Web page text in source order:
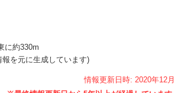
に約330m
を元に生成しています)
情報更新日時: 2020年12月